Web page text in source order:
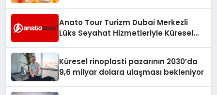
Anato Tour Turizm Dubai Merkezli
Lüks Seyahat Hizmetleriyle Küresel
Küresel rinoplasti pazarının 2030’da
9,6 milyar dolara ulaşması bekleniyor